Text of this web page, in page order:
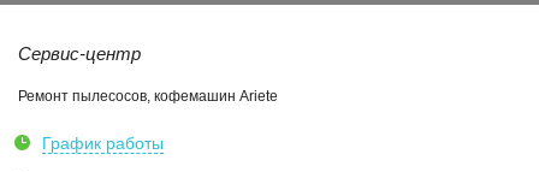
Сервис-центр
Ремонт пылесосов, кофемашин Ariete
График работы